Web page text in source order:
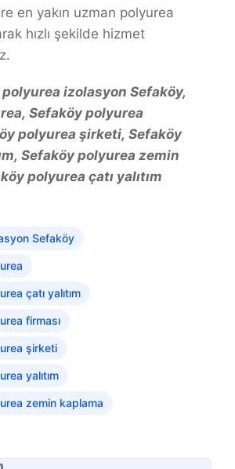
en yakın uzman polyurea
hızlı şekilde hizmet
polyurea izolasyon Sefaköy,
Sefaköy polyurea
polyurea şirketi, Sefaköy
Sefaköy polyurea zemin
polyurea çatı yalıtım
Sefaköy
çatı yalıtım
firması
şirketi
yalıtım
zemin kaplama